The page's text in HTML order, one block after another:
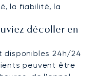
la fiabilité, la
décoller en
disponibles 24h/24
peuvent être